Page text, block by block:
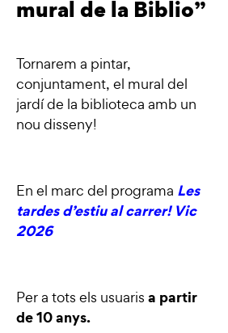
mural de la Biblio”
Tornarem a pintar,
conjuntament, el mural del
jardí de la biblioteca amb un
nou disseny!
En el marc del programa Les
tardes d’estiu al carrer! Vic
2026
Per a tots els usuaris a partir
de 10 anys.